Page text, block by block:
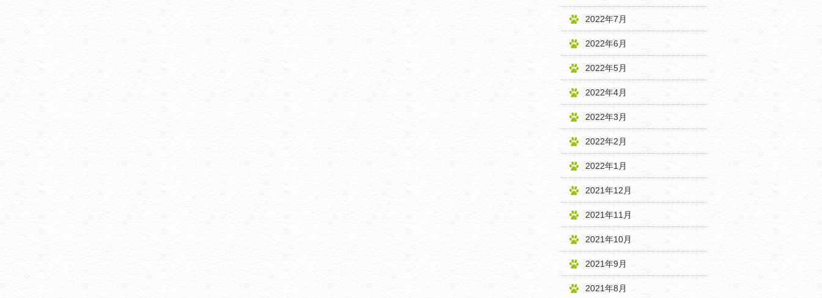
2022年7月
2022年6月
2022年5月
2022年4月
2022年3月
2022年2月
2022年1月
2021年12月
2021年11月
2021年10月
2021年9月
2021年8月